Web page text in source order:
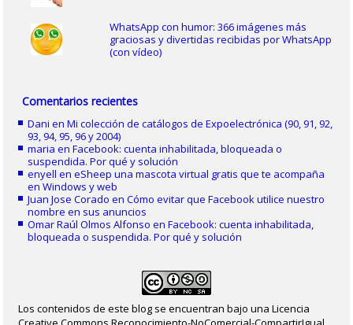
WhatsApp con humor: 366 imágenes más
graciosas y divertidas recibidas por WhatsApp
(con vídeo)
Comentarios recientes
Dani enMi colección de catálogos de Expoelectrónica (90, 91, 92,
93, 94, 95, 96 y 2004)
maria enFacebook: cuenta inhabilitada, bloqueada o
suspendida. Por qué y solución
enyell eneSheep una mascota virtual gratis que te acompaña
en Windows y web
Juan Jose Corado enCómo evitar que Facebook utilice nuestro
nombre en sus anuncios
Omar Raúl Olmos Alfonso enFacebook: cuenta inhabilitada,
bloqueada o suspendida. Por qué y solución
Los contenidos de este blog se encuentran bajo una Licencia